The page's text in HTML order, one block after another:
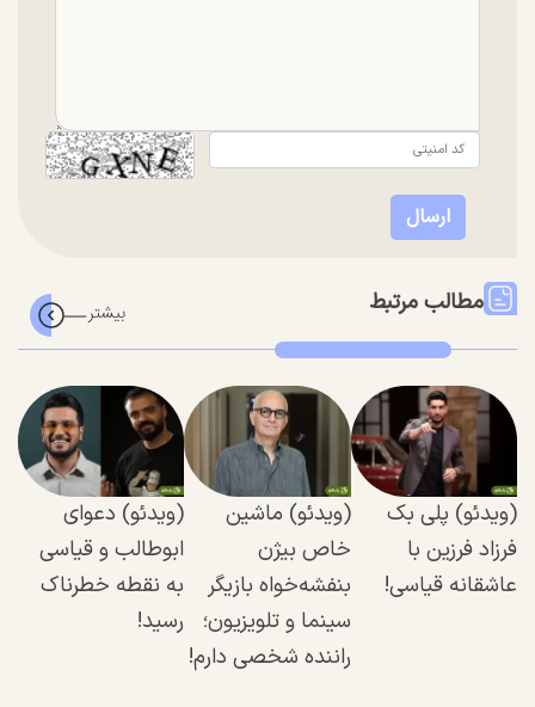
مطالب مرتبط
(ویدئو) پلی بک
فرزاد فرزین با
عاشقانه قیاسی!
(ویدئو) ماشین
خاص بیژن
بنفشه‌خواه بازیگر
سینما و تلویزیون؛
راننده شخصی دارم!
(ویدئو) دعوای
ابوطالب و قیاسی
به نقطه خطرناک
رسید!